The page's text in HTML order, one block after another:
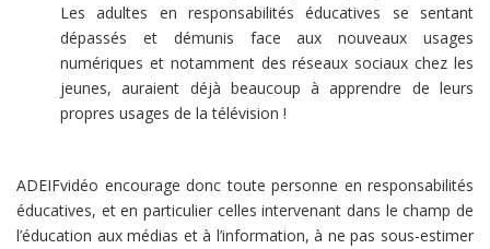
Les adultes en responsabilités éducatives se sentant
dépassés et démunis face aux nouveaux usages
numériques et notamment des réseaux sociaux chez les
jeunes, auraient déjà beaucoup à apprendre de leurs
propres usages de la télévision !
ADEIFvidéo encourage donc toute personne en responsabilités
éducatives, et en particulier celles intervenant dans le champ de
l’éducation aux médias et à l’information, à ne pas sous-estimer